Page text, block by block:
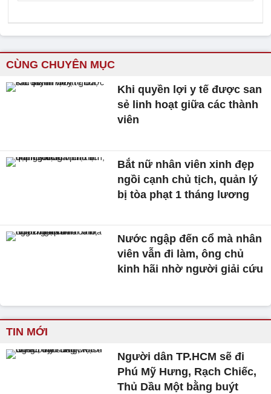
CÙNG CHUYÊN MỤC
Khi quyền lợi y tế được san
sẻ linh hoạt giữa các thành
viên
Bắt nữ nhân viên xinh đẹp
ngồi cạnh chủ tịch, quản lý
bị tòa phạt 1 tháng lương
Nước ngập đến cổ mà nhân
viên vẫn đi làm, ông chủ
kinh hãi nhờ người giải cứu
TIN MỚI
Người dân TP.HCM sẽ đi
Phú Mỹ Hưng, Rạch Chiếc,
Thủ Dầu Một bằng buýt